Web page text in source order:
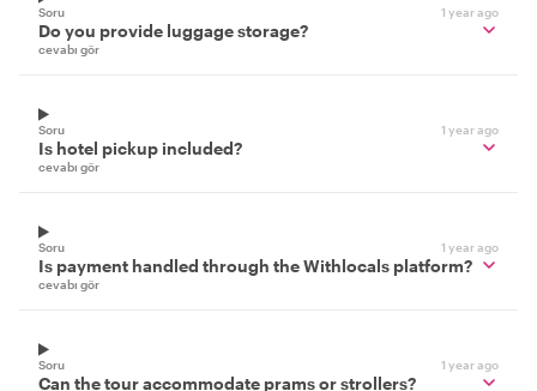
Soru 1 year ago
Do you provide luggage storage?
cevabı gör
Soru 1 year ago
Is hotel pickup included?
cevabı gör
Soru 1 year ago
Is payment handled through the Withlocals platform?
cevabı gör
Soru 1 year ago
Can the tour accommodate prams or strollers?